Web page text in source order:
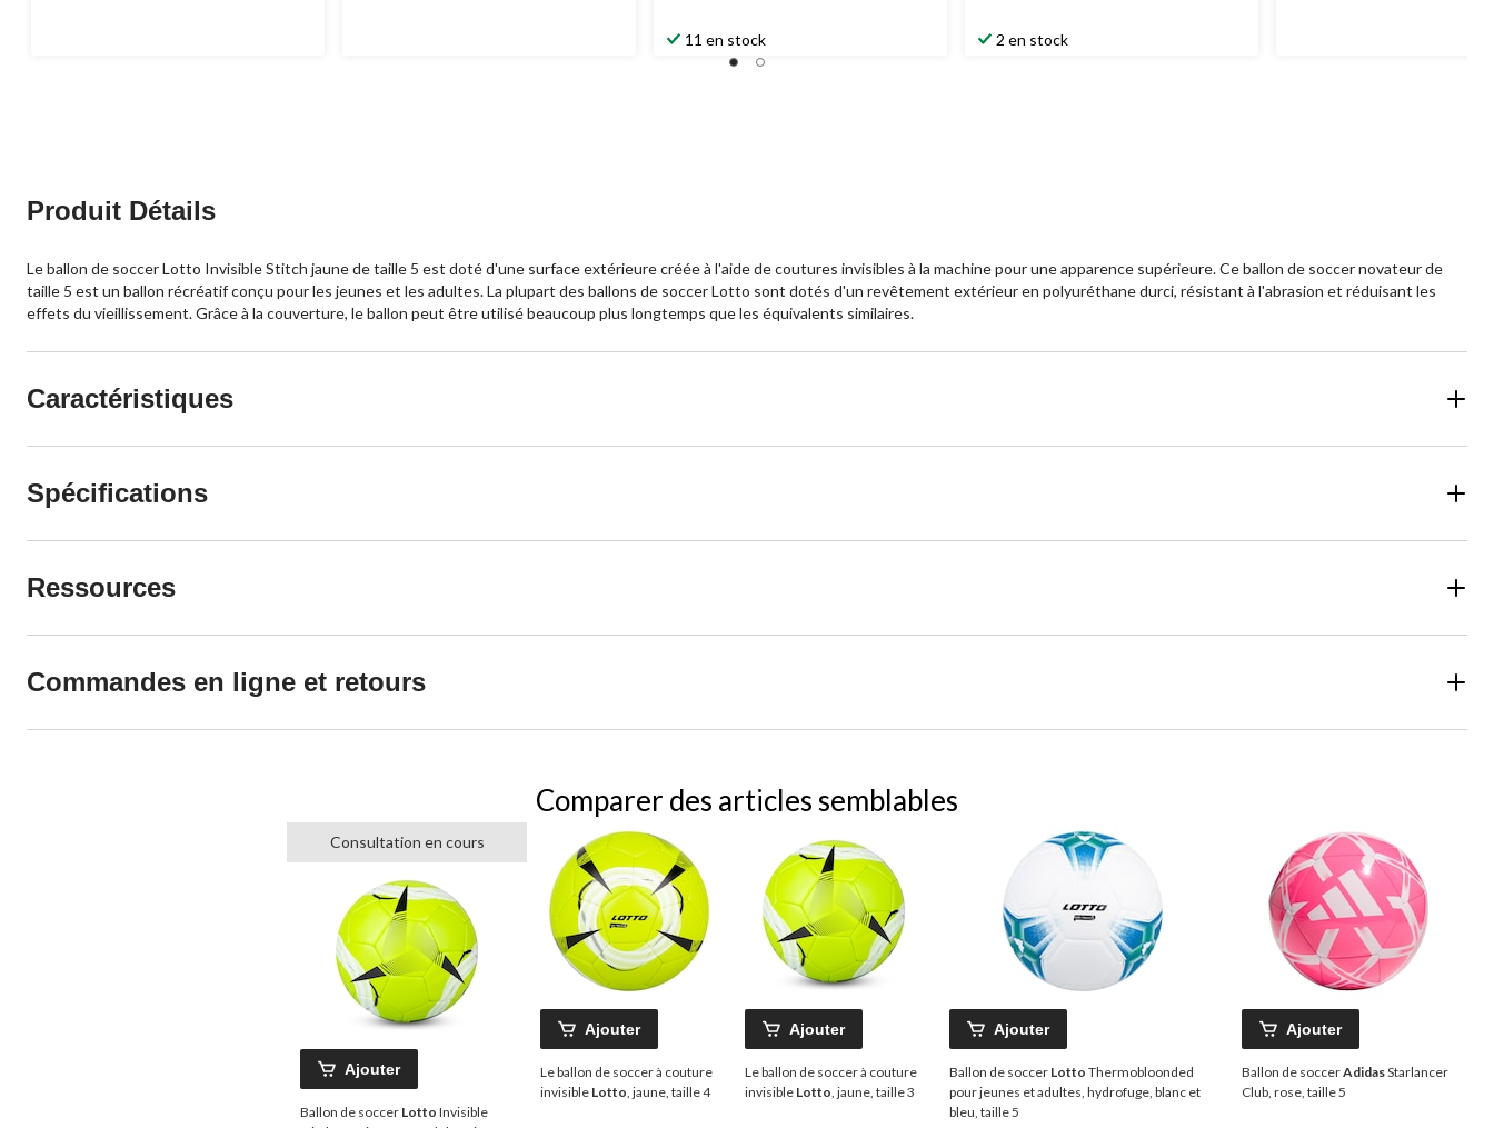
11 en stock 2 en stock
Produit Détails
Le ballon de soccer Lotto Invisible Stitch jaune de taille 5 est doté d'une surface extérieure créée à l'aide de coutures invisibles à la machine pour une apparence supérieure. Ce ballon de soccer novateur de
taille 5 est un ballon récréatif conçu pour les jeunes et les adultes. La plupart des ballons de soccer Lotto sont dotés d'un revêtement extérieur en polyuréthane durci, résistant à l'abrasion et réduisant les
effets du vieillissement. Grâce à la couverture, le ballon peut être utilisé beaucoup plus longtemps que les équivalents similaires.
Caractéristiques
Spécifications
Ressources
Commandes en ligne et retours
Comparer des articles semblables
Consultation en cours
Ajouter
Ballon de soccer Lotto Invisible
Ajouter
Le ballon de soccer à couture
invisible Lotto , jaune, taille 4
Ajouter
Le ballon de soccer à couture
invisible Lotto , jaune, taille 3
Ajouter
Ballon de soccer Lotto Thermobloonded
pour jeunes et adultes, hydrofuge, blanc et
bleu, taille 5
Ajouter
Ballon de soccerAdidasStarlancer
Club, rose, taille 5